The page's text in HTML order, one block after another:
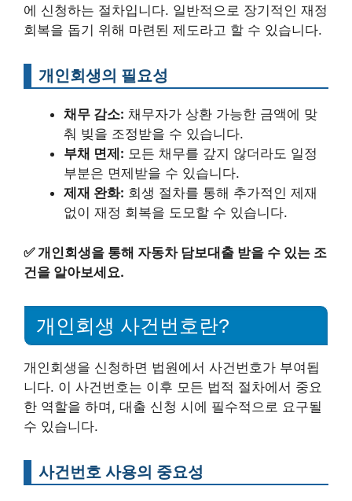
에 신청하는 절차입니다. 일반적으로 장기적인 재정
회복을 돕기 위해 마련된 제도라고 할 수 있습니다.
개인회생의 필요성
채무 감소: 채무자가 상환 가능한 금액에 맞
춰 빚을 조정받을 수 있습니다.
부채 면제: 모든 채무를 갚지 않더라도 일정
부분은 면제받을 수 있습니다.
제재 완화: 회생 절차를 통해 추가적인 제재
없이 재정 회복을 도모할 수 있습니다.
✅개인회생을 통해 자동차 담보대출 받을 수 있는 조
건을 알아보세요.
개인회생 사건번호란?
개인회생을 신청하면 법원에서 사건번호가 부여됩
니다. 이 사건번호는 이후 모든 법적 절차에서 중요
한 역할을 하며, 대출 신청 시에 필수적으로 요구될
수 있습니다.
사건번호 사용의 중요성